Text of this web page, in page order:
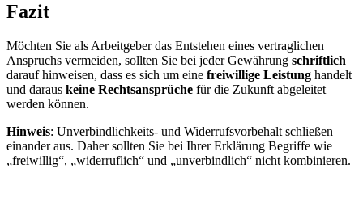
Fazit
Möchten Sie als Arbeitgeber das Entstehen eines vertraglichen
Anspruchs vermeiden, sollten Sie bei jeder Gewährung schriftlich
darauf hinweisen, dass es sich um eine freiwillige Leistung handelt
und daraus keine Rechtsansprüche für die Zukunft abgeleitet
werden können.
Hinweis: Unverbindlichkeits- und Widerrufsvorbehalt schließen
einander aus. Daher sollten Sie bei Ihrer Erklärung Begriffe wie
„freiwillig“, „widerruflich“ und „unverbindlich“ nicht kombinieren.